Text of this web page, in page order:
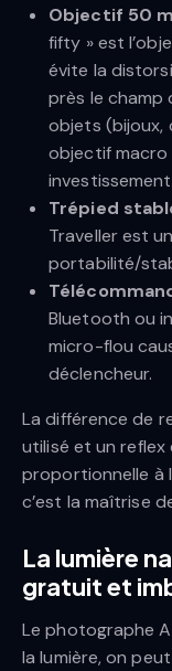
Objectif 50
fifty » est
évite la
près le champ
objets (bijoux,
objectif macro
Trépied
Traveller est
portabilité/
Bluetooth ou
micro-flou
déclencheur.
La différence de
utilisé et un reflex
proportionnelle à
c’est la maîtrise
La lumière
gratuit et
Le photographe
la lumière, on